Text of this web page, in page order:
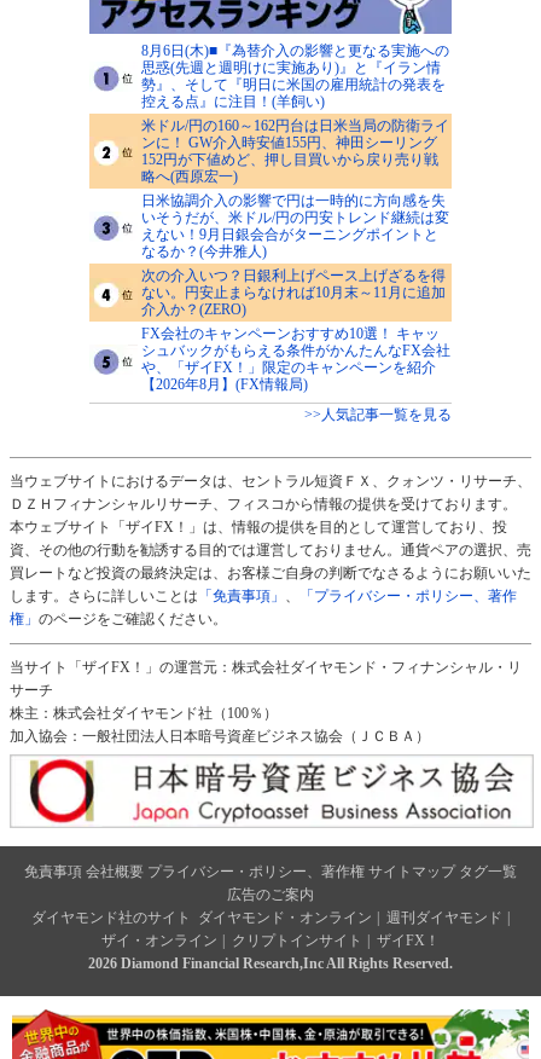
8月6日(木)■『為替介入の影響と更なる実施への
思惑(先週と週明けに実施あり)』と『イラン情
勢』、そして『明日に米国の雇用統計の発表を
控える点』に注目！(羊飼い)
米ドル/円の160～162円台は日米当局の防衛ライ
ンに！ GW介入時安値155円、神田シーリング
152円が下値めど、押し目買いから戻り売り戦
略へ(西原宏一)
日米協調介入の影響で円は一時的に方向感を失
いそうだが、米ドル/円の円安トレンド継続は変
えない！9月日銀会合がターニングポイントと
なるか？(今井雅人)
次の介入いつ？日銀利上げペース上げざるを得
ない。円安止まらなければ10月末～11月に追加
介入か？(ZERO)
FX会社のキャンペーンおすすめ10選！ キャッ
シュバックがもらえる条件がかんたんなFX会社
や、「ザイFX！」限定のキャンペーンを紹介
【2026年8月】(FX情報局)
>>人気記事一覧を見る
当ウェブサイトにおけるデータは、セントラル短資ＦＸ、クォンツ・リサーチ、
ＤＺＨフィナンシャルリサーチ、フィスコから情報の提供を受けております。
本ウェブサイト「ザイFX！」は、情報の提供を目的として運営しており、投
資、その他の行動を勧誘する目的では運営しておりません。通貨ペアの選択、売
買レートなど投資の最終決定は、お客様ご自身の判断でなさるようにお願いいた
します。さらに詳しいことは 「免責事項」 、
「プライバシー・ポリシー、著作
権」 のページをご確認ください。
当サイト「ザイFX！」の運営元：株式会社ダイヤモンド・フィナンシャル・リ
サーチ
株主：株式会社ダイヤモンド社（100％）
加入協会：一般社団法人日本暗号資産ビジネス協会（ＪＣＢＡ）
免責事項 会社概要 プライバシー・ポリシー、著作権 サイトマップ タグ一覧
広告のご案内
ダイヤモンド社のサイト
ダイヤモンド・オンライン 週刊ダイヤモンド
ザイ・オンライン
クリプトインサイト
ザイFX！
2026 Diamond Financial Research,Inc All Rights Reserved.